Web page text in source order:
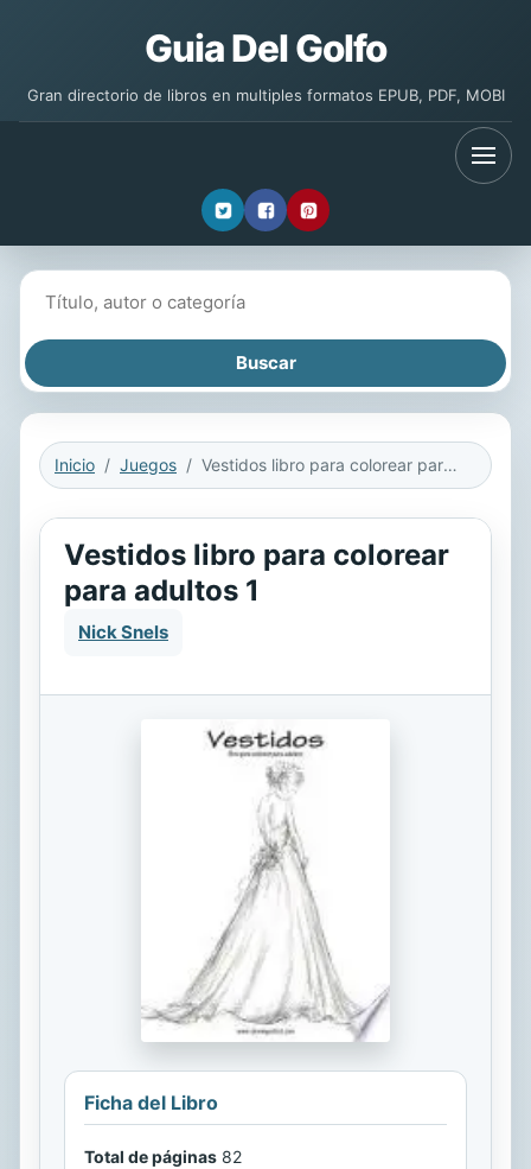
Guia Del Golfo
Gran directorio de libros en multiples formatos EPUB, PDF, MOBI
Inicio Juegos Vestidos libro para colorear para adultos 1
Vestidos libro para colorear
para adultos 1
Nick Snels
Ficha del Libro
Total de páginas 82